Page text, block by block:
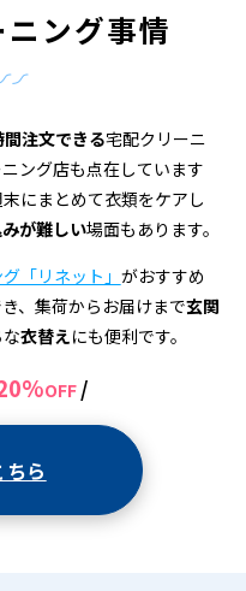
ング事情
間注文できる宅配クリーニ
ング店も点在しています
にまとめて衣類をケアし
が難しい場面もあります。
「リネット」 がおすすめ
、集荷からお届けまで玄関
衣替えにも便利です。
OFF /
ら